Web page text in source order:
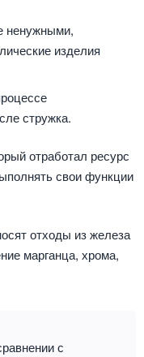
ненужными,
изделия
стружка.
отработал ресурс
свои функции
отходы из железа
марганца, хрома,
с